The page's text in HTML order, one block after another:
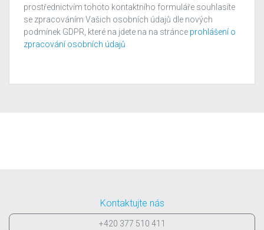
prostřednictvím tohoto kontaktního formuláře souhlasíte
se zpracováním Vašich osobních údajů dle nových
podmínek GDPR, které na jdete na na stránce prohlášení o
zpracování osobních údajů
Kontaktujte nás
+420 377 510 411